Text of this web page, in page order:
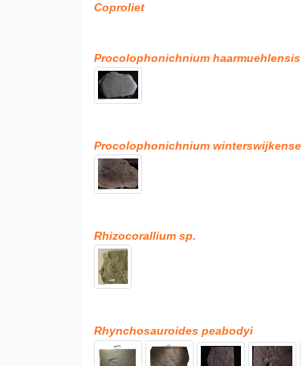
Coproliet
Procolophonichnium haarmuehlensis
Procolophonichnium winterswijkense
Rhizocorallium sp.
Rhynchosauroides peabodyi